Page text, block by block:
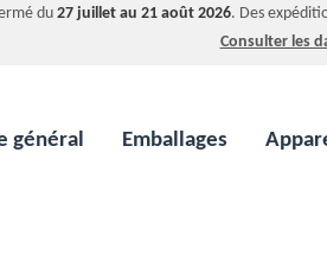
du 27 juillet au 21 août 2026. Des
Consulter les
général Emballages